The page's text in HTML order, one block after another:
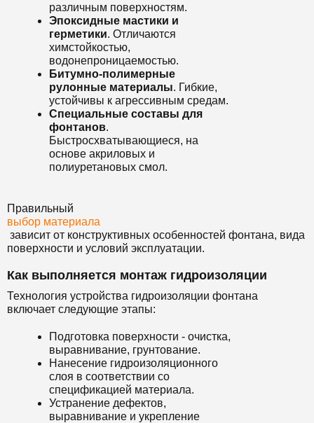
различным поверхностям.
Эпоксидные мастики и
герметики. Отличаются
химстойкостью,
водонепроницаемостью.
Битумно-полимерные
рулонные материалы. Гибкие,
устойчивы к агрессивным средам.
Специальные составы для
фонтанов.
Быстросхватывающиеся, на
основе акриловых и
полиуретановых смол.
Правильный
выбор материала
зависит от конструктивных особенностей фонтана, вида
поверхности и условий эксплуатации.
Как выполняется монтаж гидроизоляции
Технология устройства гидроизоляции фонтана
включает следующие этапы:
Подготовка поверхности - очистка,
выравнивание, грунтование.
Нанесение гидроизоляционного
слоя в соответствии со
спецификацией материала.
Устранение дефектов,
выравнивание и укрепление